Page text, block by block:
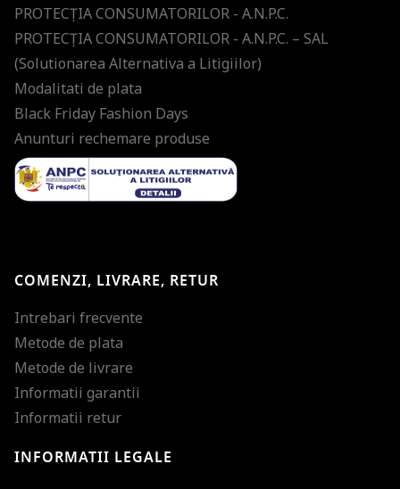
PROTECŢIA CONSUMATORILOR - A.N.P.C.
PROTECŢIA CONSUMATORILOR - A.N.P.C. – SAL
(Solutionarea Alternativa a Litigiilor)
Modalitati de plata
Black Friday Fashion Days
Anunturi rechemare produse
COMENZI, LIVRARE, RETUR
Intrebari frecvente
Metode de plata
Metode de livrare
Informatii garantii
Informatii retur
INFORMATII LEGALE